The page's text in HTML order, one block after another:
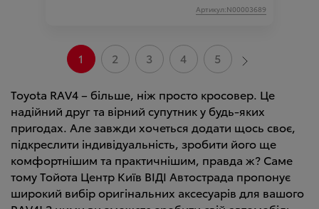
Артикул:N00003689
1 2 3 4 5
Toyota RAV4 – більше, ніж просто кросовер. Це
надійний друг та вірний супутник у будь-яких
пригодах. Але завжди хочеться додати щось своє,
підкреслити індивідуальність, зробити його ще
комфортнішим та практичнішим, правда ж? Саме
тому Тойота Центр Київ ВІДІ Автострада пропонує
широкий вибір оригінальних аксесуарів для вашого